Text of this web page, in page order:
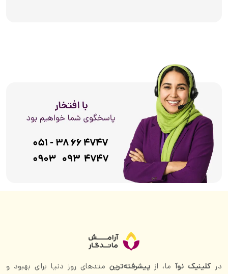
درکلینیک نوآما، از پیشرفته‌ترین متدهای روز دنیا برای بهبود و